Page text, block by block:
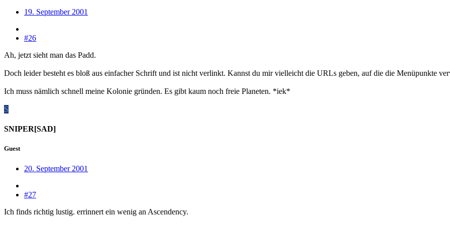
19. September 2001
#26
Ah, jetzt sieht man das Padd.
Doch leider besteht es bloß aus einfacher Schrift und ist nicht verlinkt. Kannst du mir vielleicht die URLs geben, auf die die Menüpunkte
Ich muss nämlich schnell meine Kolonie gründen. Es gibt kaum noch freie Planeten. *iek*
S
SNIPER[SAD]
Guest
20. September 2001
#27
Ich finds richtig lustig. errinnert ein wenig an Ascendency.